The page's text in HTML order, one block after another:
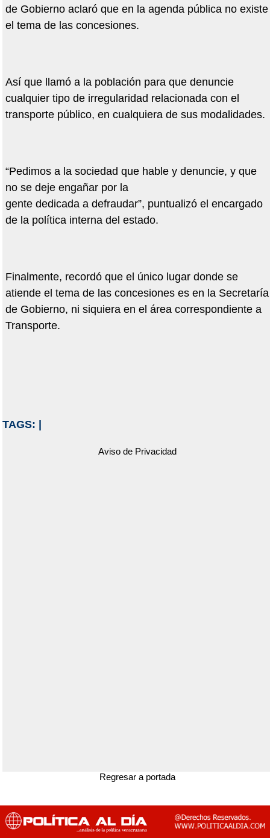
de Gobierno aclaró que en la agenda pública no existe
el tema de las concesiones.
Así que llamó a la población para que denuncie
cualquier tipo de irregularidad relacionada con el
transporte público, en cualquiera de sus modalidades.
“Pedimos a la sociedad que hable y denuncie, y que
no se deje engañar por la
gente dedicada a defraudar”, puntualizó el encargado
de la política interna del estado.
Finalmente, recordó que el único lugar donde se
atiende el tema de las concesiones es en la Secretaría
de Gobierno, ni siquiera en el área correspondiente a
Transporte.
TAGS:
Aviso de Privacidad
Regresar a portada